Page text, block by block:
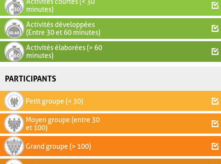
minutes)
Activités développées
(Entre 30 et 60 minutes)
Activités élaborées (> 60
minutes)
PARTICIPANTS
Petit groupe (< 30)
Moyen groupe (entre 30
et 100)
Grand groupe (> 100)